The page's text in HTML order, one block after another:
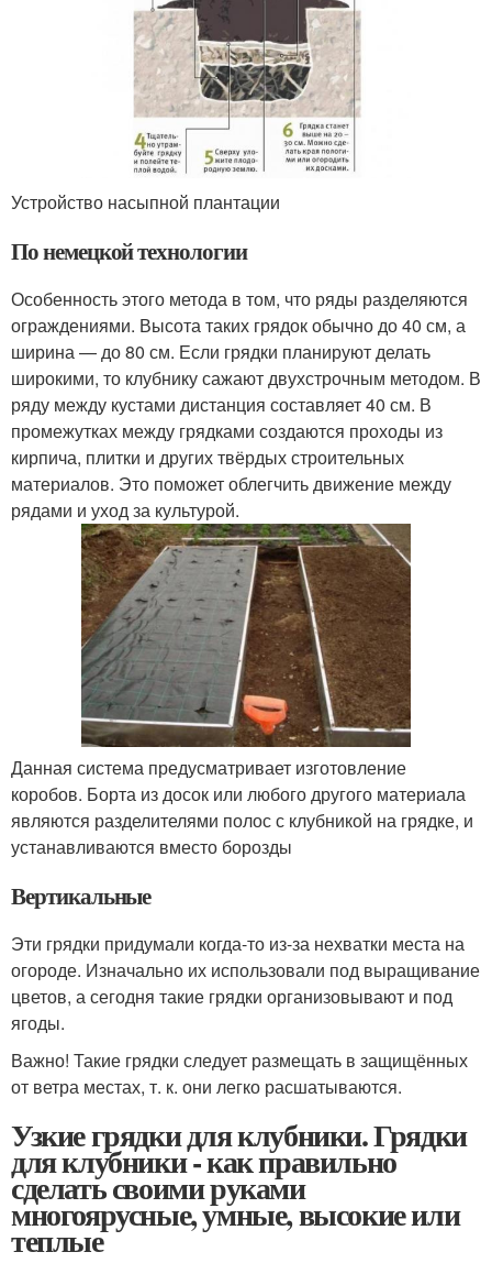
Устройство насыпной плантации
По немецкой технологии
Особенность этого метода в том, что ряды разделяются
ограждениями. Высота таких грядок обычно до 40 см, а
ширина — до 80 см. Если грядки планируют делать
широкими, то клубнику сажают двухстрочным методом. В
ряду между кустами дистанция составляет 40 см. В
промежутках между грядками создаются проходы из
кирпича, плитки и других твёрдых строительных
материалов. Это поможет облегчить движение между
рядами и уход за культурой.
Данная система предусматривает изготовление
коробов. Борта из досок или любого другого материала
являются разделителями полос с клубникой на грядке, и
устанавливаются вместо борозды
Вертикальные
Эти грядки придумали когда-то из-за нехватки места на
огороде. Изначально их использовали под выращивание
цветов, а сегодня такие грядки организовывают и под
ягоды.
Важно! Такие грядки следует размещать в защищённых
от ветра местах, т. к. они легко расшатываются.
Узкие грядки для клубники. Грядки
для клубники - как правильно
сделать своими руками
многоярусные, умные, высокие или
теплые